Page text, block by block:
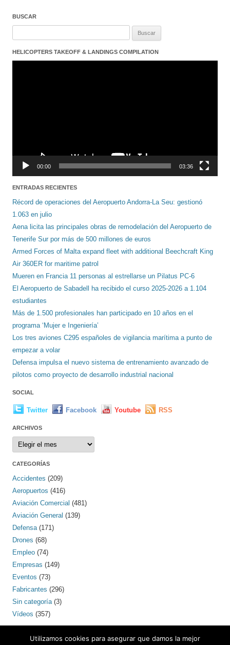
BUSCAR
HELICOPTERS TAKEOFF & LANDINGS COMPILATION
00:00 03:36
ENTRADAS RECIENTES
Récord de operaciones del Aeropuerto Andorra-La Seu: gestionó
1.063 en julio
Aena licita las principales obras de remodelación del Aeropuerto de
Tenerife Sur por más de 500 millones de euros
Armed Forces of Malta expand fleet with additional Beechcraft King
Air 360ER for maritime patrol
Mueren en Francia 11 personas al estrellarse un Pilatus PC-6
El Aeropuerto de Sabadell ha recibido el curso 2025-2026 a 1.104
estudiantes
Más de 1.500 profesionales han participado en 10 años en el
programa ‘Mujer e Ingeniería’
Los tres aviones C295 españoles de vigilancia marítima a punto de
empezar a volar
Defensa impulsa el nuevo sistema de entrenamiento avanzado de
pilotos como proyecto de desarrollo industrial nacional
SOCIAL
Twitter Facebook Youtube RSS
ARCHIVOS
Archivos
CATEGORÍAS
Accidentes (209)
Aeropuertos (416)
Aviación Comercial (481)
Aviación General (139)
Defensa (171)
Drones (68)
Empleo (74)
Empresas (149)
Eventos (73)
Fabricantes (296)
Sin categoría (3)
Vídeos (357)
Utilizamos cookies para asegurar que damos la mejor